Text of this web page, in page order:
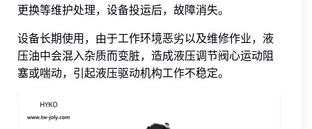
更换等维护处理，设备投运后，故障消失。
设备长期使用，由于工作环境恶劣以及维修作业，液
压油中会混入杂质而变脏，造成液压调节阀心运动阻
塞或喘动，引起液压驱动机构工作不稳定。